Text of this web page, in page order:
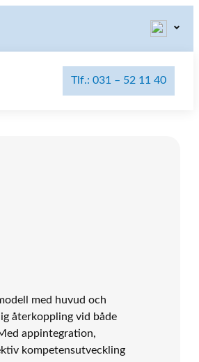
Tlf.: 031 – 52 11 40
med huvud och
återkoppling vid både
appintegration,
kompetensutveckling